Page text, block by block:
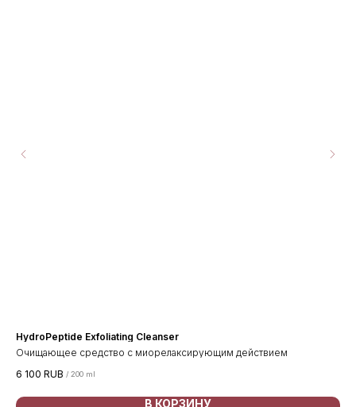
HydroPeptide Exfoliating Cleanser
Очищающее средство с миорелаксирующим действием
6 100 RUB / 200 ml
В КОРЗИНУ